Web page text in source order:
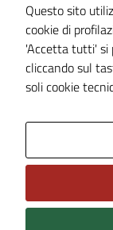
Note legali
Dichiarazione di
Piano di
Questo sito
cookie di
'Accetta tutti' si
cliccando sul
soli cookie